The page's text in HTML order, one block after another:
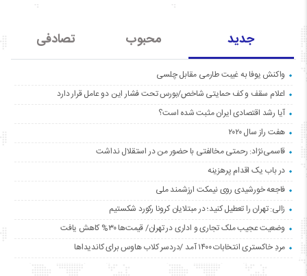
جدید محبوب تصادفی
واکنش یوفا به غیبت طارمی مقابل چلسی
اعلام سقف و کف حمایتی شاخص/بورس تحت فشار این دو عامل قرار دارد
آیا رشد اقتصادی ایران مثبت شده است؟
هفت راز سال ۲۰۲۰
قاسمی‌نژاد: رحمتی مخالفتی با حضور من در استقلال نداشت
در باب یک اقدام پرهزینه
فاجعه خورشیدی روی نیمکت ارزشمند ملی
زالی: تهران را تعطیل کنید؛ در مبتلایان کرونا رکورد شکستیم
وضعیت عجیب ملک تجاری و اداری در تهران/ قیمت‌ها ۳۰% کاهش یافت
مردِ خاکستری انتخابات ۱۴۰۰ آمد /دردسر کلاب هاوس برای کاندیداها